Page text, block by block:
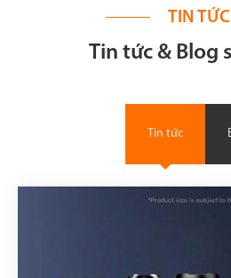
TIN TỨC
Tin tức & Blog
Tin tức